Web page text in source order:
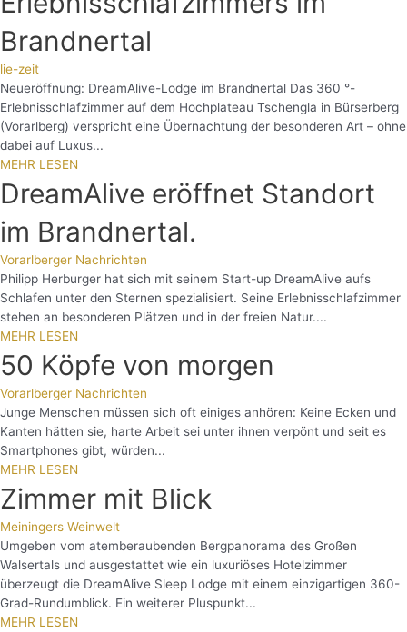
Brandnertal
lie-zeit
Neueröffnung: DreamAlive-Lodge im Brandnertal Das 360 °-
Erlebnisschlafzimmer auf dem Hochplateau Tschengla in Bürserberg
(Vorarlberg) verspricht eine Übernachtung der besonderen Art – ohne
dabei auf Luxus...
MEHR LESEN
DreamAlive eröffnet Standort
im Brandnertal.
Vorarlberger Nachrichten
Philipp Herburger hat sich mit seinem Start-up DreamAlive aufs
Schlafen unter den Sternen spezialisiert. Seine Erlebnisschlafzimmer
stehen an besonderen Plätzen und in der freien Natur....
MEHR LESEN
50 Köpfe von morgen
Vorarlberger Nachrichten
Junge Menschen müssen sich oft einiges anhören: Keine Ecken und
Kanten hätten sie, harte Arbeit sei unter ihnen verpönt und seit es
Smartphones gibt, würden...
MEHR LESEN
Zimmer mit Blick
Meiningers Weinwelt
Umgeben vom atemberaubenden Bergpanorama des Großen
Walsertals und ausgestattet wie ein luxuriöses Hotelzimmer
überzeugt die DreamAlive Sleep Lodge mit einem einzigartigen 360-
Grad-Rundumblick. Ein weiterer Pluspunkt...
MEHR LESEN